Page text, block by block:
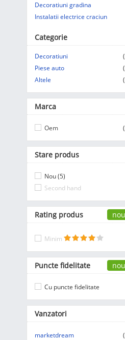
Afisare Lista
Afisare galerie
Decoratiuni gradina
Instalatii electrice craciun
Categorie
Decoratiuni
Piese auto
Altele
Marca
Oem
Stare produs
Nou (5)
Second hand
Rating produs nou
Minim
Puncte fidelitate nou
Cu puncte fidelitate
Vanzatori
marketdream